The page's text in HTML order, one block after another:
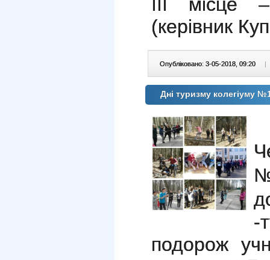
(керівник
Опубліковано: 3-05-2018, 09:20 |
Дні туризму колегіуму
-
подорож